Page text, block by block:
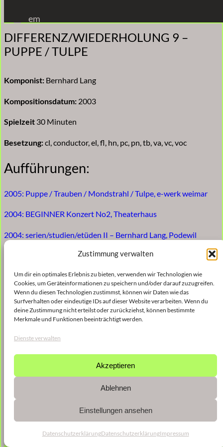
Zustimmung verwalten
Um dir ein optimales Erlebnis zu bieten, verwenden wir Technologien wie
Cookies, um Geräteinformationen zu speichern und/oder darauf zuzugreifen.
Wenn du diesen Technologien zustimmst, können wir Daten wie das
Surfverhalten oder eindeutige IDs auf dieser Website verarbeiten. Wenn du
deine Zustimmung nicht erteilst oder zurückziehst, können bestimmte
Merkmale und Funktionen beeinträchtigt werden.
Dienste verwalten
Akzeptieren
Ablehnen
Einstellungen ansehen
DatenschutzerklärungDatenschutzerklärungImpressum
Inhalt
springen
em
DIFFERENZ/WIEDERHOLUNG 9 –
PUPPE / TULPE
Komponist: Bernhard Lang
Kompositionsdatum: 2003
Spielzeit 30 Minuten
Besetzung:cl, conductor, el, fl, hn, pc, pn, tb, va, vc, voc
Aufführungen:
2005: Puppe / Trauben / Mondstrahl / Tulpe, e-werk weimar
2004: BEGINNER Konzert No2, Theaterhaus
2004: serien/studien/etüden II – Bernhard Lang, Podewil